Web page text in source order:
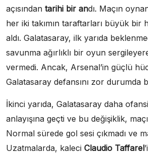
açısından tarihi bir andı. Maçın
her iki takımın taraftarları büyük bir
aldı. Galatasaray, ilk yarıda
savunma ağırlıklı bir oyun
vermedi. Ancak, Arsenal’in güçlü
Galatasaray defansını zor durumda
İkinci yarıda, Galatasaray daha
anlayışına geçti ve bu değişiklik,
Normal sürede gol sesi çıkmadı ve
Uzatmalarda, kaleci Claudio Taffarel